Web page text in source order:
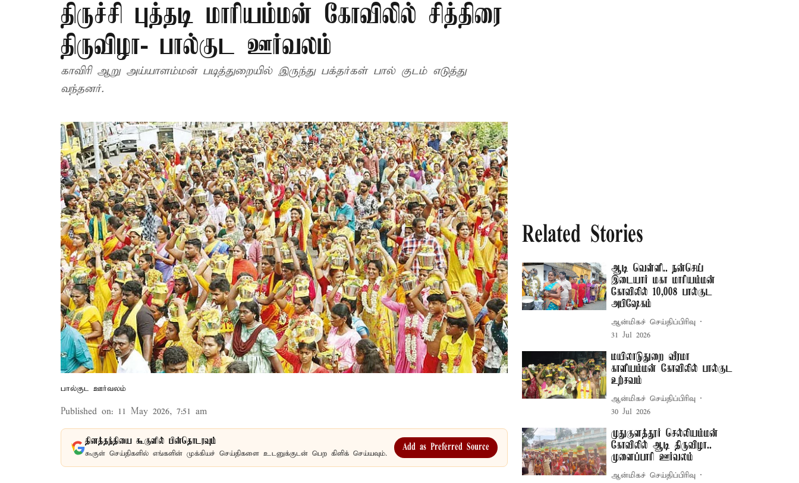
திருச்சி புத்தடி மாரியம்மன் கோவிலில் சித்திரை
திருவிழா- பால்குட ஊர்வலம்
காவிரி ஆறு அய்யாளம்மன் படித்துறையில் இருந்து பக்தர்கள் பால் குடம் எடுத்து
வந்தனர்.
பால்குட ஊர்வலம்
Published on: 11 May 2026, 7:51 am
தினத்தந்தியை கூகுளில் பின்தொடரவும்
கூகுள் செய்திகளில் எங்களின் முக்கியச் செய்திகளை உடனுக்குடன் பெற கிளிக் செய்யவும்.
Add as Preferred Source
Related Stories
ஆடி வெள்ளி.. நன்செய்
இடையார் மகா மாரியம்மன்
கோவிலில் 10,008 பால்குட
அபிஷேகம்
ஆன்மிகச் செய்திப்பிரிவு
31 Jul 2026
மயிலாடுதுறை வீரமா
காளியம்மன் கோவிலில் பால்குட
உற்சவம்
ஆன்மிகச் செய்திப்பிரிவு
30 Jul 2026
முதுகுளத்தூர் செல்லியம்மன்
கோவிலில் ஆடி திருவிழா..
முளைப்பாரி ஊர்வலம்
ஆன்மிகச் செய்திப்பிரிவு